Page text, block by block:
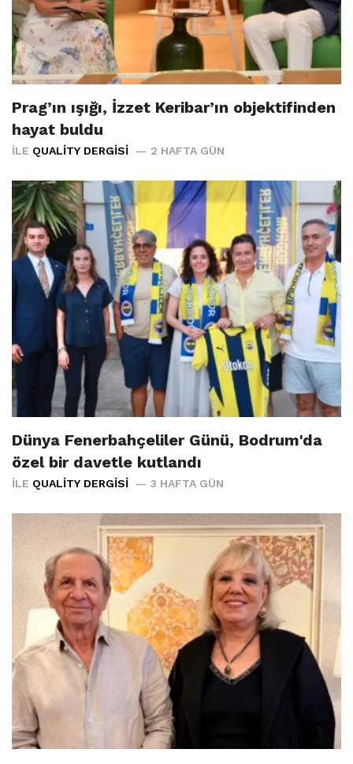
Prag’ın ışığı, İzzet Keribar’ın objektifinden
hayat buldu
İLE QUALITY DERGISI 2 HAFTA GÜN
Dünya Fenerbahçeliler Günü, Bodrum'da
özel bir davetle kutlandı
İLE QUALITY DERGISI 3 HAFTA GÜN